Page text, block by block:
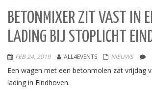
BETONMIXER ZIT VAST IN
LADING BIJ STOPLICHT
FEB 24, 2019 ALL4EVENTS NIEUWS
Een wagen met een betonmolen zat vrijdag
lading in Eindhoven.